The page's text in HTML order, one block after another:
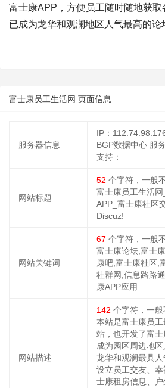
富士康APP，方便员工随时随地获
已成为龙华和观澜地区人气最高的论
富士康员工生活网 页面信息
服务器信息
IP：
BGP数据中心 服
支持：
网站标题
52 个字符，一般
富士康员工生活
APP_富士康社区
Discuz!
网站关键词
67 个字符，一般
富士康论坛,富士
康吧,富士康社区,
社群网,信息路路
康APP应用
网站描述
142 个字符，一
本站是富士康员
站，也开发了富
成为园区周边地
龙华和观澜最具人
设立员工交友、
士康租房信息、